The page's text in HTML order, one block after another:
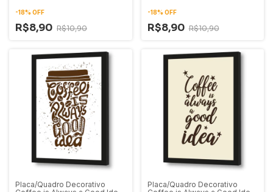
-18% OFF
R$8,90 R$10,90
-18% OFF
R$8,90 R$10,90
Placa/Quadro Decorativo
Placa/Quadro Decorativo